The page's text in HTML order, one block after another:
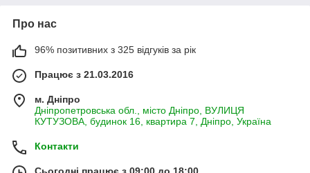
Про нас
96% позитивних з 325 відгуків за рік
Працює з 21.03.2016
м. Дніпро
Дніпропетровська обл., місто Дніпро, ВУЛИЦЯ
КУТУЗОВА, будинок 16, квартира 7, Дніпро, Україна
Контакти